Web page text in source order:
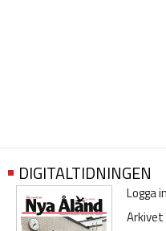
DIGITALTIDNINGEN
Logga
Arkivet